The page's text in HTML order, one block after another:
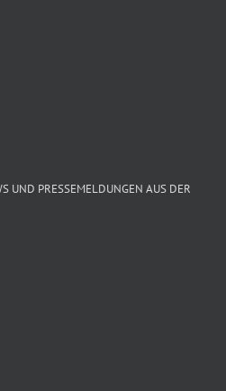
UND PRESSEMELDUNGEN AUS DER